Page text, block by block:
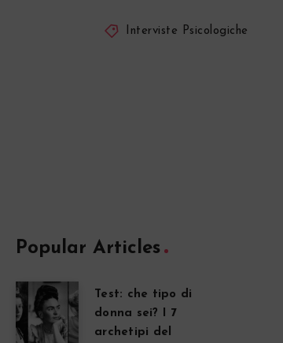
Interviste Psicologiche
Popular Articles
Test: che tipo di
donna sei? I 7
archetipi del